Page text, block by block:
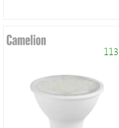
Настольные
Ночники
113